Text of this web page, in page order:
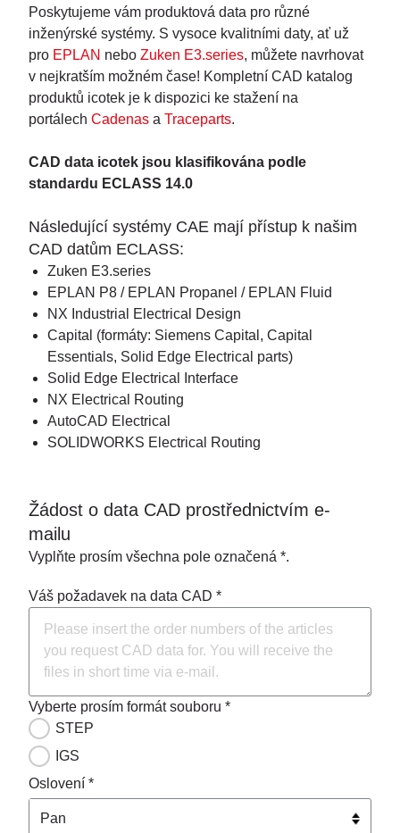
Poskytujeme vám produktová data pro různé
inženýrské systémy. S vysoce kvalitními daty, ať už
pro EPLAN nebo Zuken E3.series, můžete navrhovat
v nejkratším možném čase! Kompletní CAD katalog
produktů icotek je k dispozici ke stažení na
portálech Cadenas a Traceparts.
CAD data icotek jsou klasifikována podle
standardu ECLASS 14.0
Následující systémy CAE mají přístup k našim
CAD datům ECLASS:
Zuken E3.series
EPLAN P8 / EPLAN Propanel / EPLAN Fluid
NX Industrial Electrical Design
Capital (formáty: Siemens Capital, Capital
Essentials, Solid Edge Electrical parts)
Solid Edge Electrical Interface
NX Electrical Routing
AutoCAD Electrical
SOLIDWORKS Electrical Routing
Žádost o data CAD prostřednictvím e-
mailu
Vyplňte prosím všechna pole označená *.
Váš požadavek na data CAD *
Vyberte prosím formát souboru *
STEP
IGS
Oslovení *